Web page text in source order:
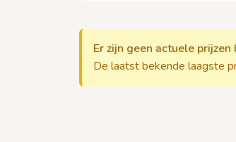
Er zijn geen actuele
De laatst bekende laagste